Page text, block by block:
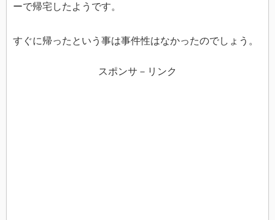
ーで帰宅したようです。
すぐに帰ったという事は事件性はなかったのでしょう。
スポンサ－リンク